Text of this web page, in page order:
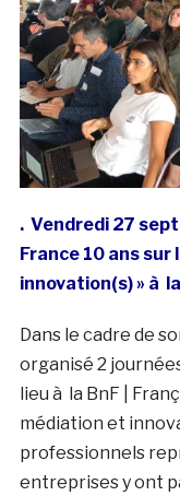
. Vendredi 27
France 10 ans
innovation(s) » à
Dans le cadre de
organisé 2
lieu à la BnF |
médiation et
professionnels
entreprises y ont